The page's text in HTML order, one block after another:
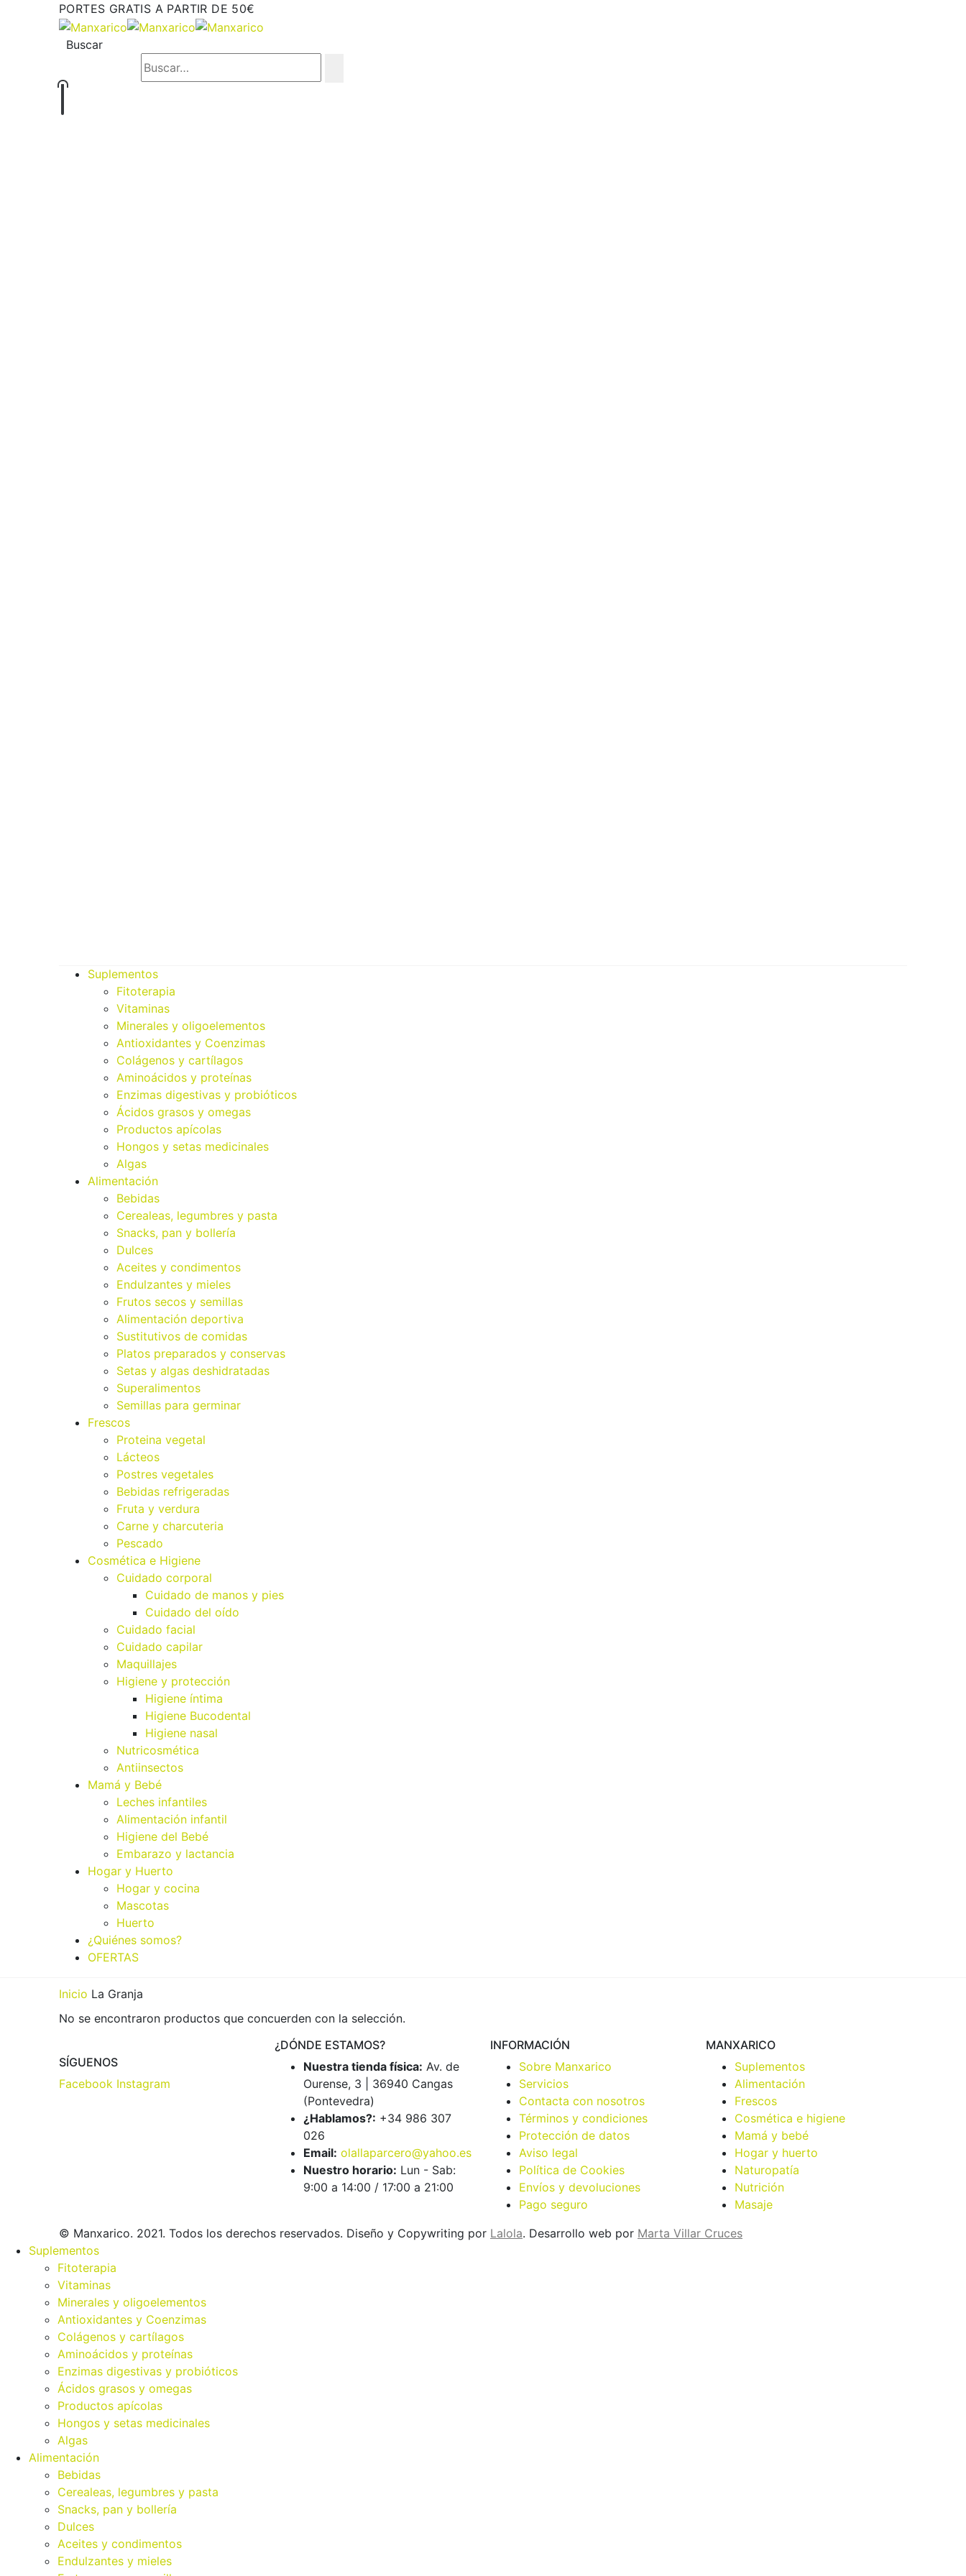
PORTES GRATIS A PARTIR DE 50€
Buscar
Suplementos
Fitoterapia
Vitaminas
Minerales y oligoelementos
Antioxidantes y Coenzimas
Colágenos y cartílagos
Aminoácidos y proteínas
Enzimas digestivas y probióticos
Ácidos grasos y omegas
Productos apícolas
Hongos y setas medicinales
Algas
Alimentación
Bebidas
Cerealeas, legumbres y pasta
Snacks, pan y bollería
Dulces
Aceites y condimentos
Endulzantes y mieles
Frutos secos y semillas
Alimentación deportiva
Sustitutivos de comidas
Platos preparados y conservas
Setas y algas deshidratadas
Superalimentos
Semillas para germinar
Frescos
Proteina vegetal
Lácteos
Postres vegetales
Bebidas refrigeradas
Fruta y verdura
Carne y charcuteria
Pescado
Cosmética e Higiene
Cuidado corporal
Cuidado de manos y pies
Cuidado del oído
Cuidado facial
Cuidado capilar
Maquillajes
Higiene y protección
Higiene íntima
Higiene Bucodental
Higiene nasal
Nutricosmética
Antiinsectos
Mamá y Bebé
Leches infantiles
Alimentación infantil
Higiene del Bebé
Embarazo y lactancia
Hogar y Huerto
Hogar y cocina
Mascotas
Huerto
¿Quiénes somos?
OFERTAS
Inicio La Granja
No se encontraron productos que concuerden con la selección.
SÍGUENOS
Facebook Instagram
¿DÓNDE ESTAMOS?
Nuestra tienda física: Av. de
Ourense, 3 | 36940 Cangas
(Pontevedra)
¿Hablamos?: +34 986 307
026
Email: olallaparcero@yahoo.es
Nuestro horario: Lun - Sab:
9:00 a 14:00 / 17:00 a 21:00
INFORMACIÓN
Sobre Manxarico
Servicios
Contacta con nosotros
Términos y condiciones
Protección de datos
Aviso legal
Política de Cookies
Envíos y devoluciones
Pago seguro
MANXARICO
Suplementos
Alimentación
Frescos
Cosmética e higiene
Mamá y bebé
Hogar y huerto
Naturopatía
Nutrición
Masaje
© Manxarico. 2021. Todos los derechos reservados. Diseño y Copywriting por Lalola. Desarrollo web por Marta Villar Cruces
Suplementos
Fitoterapia
Vitaminas
Minerales y oligoelementos
Antioxidantes y Coenzimas
Colágenos y cartílagos
Aminoácidos y proteínas
Enzimas digestivas y probióticos
Ácidos grasos y omegas
Productos apícolas
Hongos y setas medicinales
Algas
Alimentación
Bebidas
Cerealeas, legumbres y pasta
Snacks, pan y bollería
Dulces
Aceites y condimentos
Endulzantes y mieles